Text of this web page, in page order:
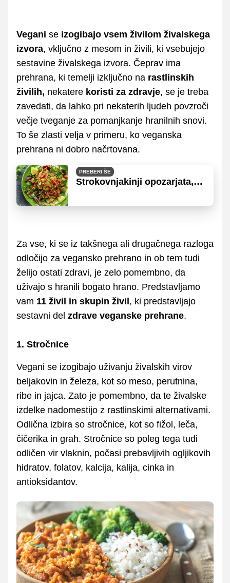
Vegani se izogibajo vsem živilom živalskega
izvora, vključno z mesom in živili, ki vsebujejo
sestavine živalskega izvora. Čeprav ima
prehrana, ki temelji izključno na rastlinskih
živilih, nekatere koristi za zdravje, se je treba
zavedati, da lahko pri nekaterih ljudeh povzroči
večje tveganje za pomanjkanje hranilnih snovi.
To še zlasti velja v primeru, ko veganska
prehrana ni dobro načrtovana.
PREBERI ŠE
Strokovnjakinji opozarjata,
Za vse, ki se iz takšnega ali drugačnega razloga
odločijo za vegansko prehrano in ob tem tudi
želijo ostati zdravi, je zelo pomembno, da
uživajo s hranili bogato hrano. Predstavljamo
vam 11 živil in skupin živil, ki predstavljajo
sestavni del zdrave veganske prehrane.
1. Stročnice
Vegani se izogibajo uživanju živalskih virov
beljakovin in železa, kot so meso, perutnina,
ribe in jajca. Zato je pomembno, da te živalske
izdelke nadomestijo z rastlinskimi alternativami.
Odlična izbira so stročnice, kot so fižol, leča,
čičerika in grah. Stročnice so poleg tega tudi
odličen vir vlaknin, počasi prebavljivih ogljikovih
hidratov, folatov, kalcija, kalija, cinka in
antioksidantov.